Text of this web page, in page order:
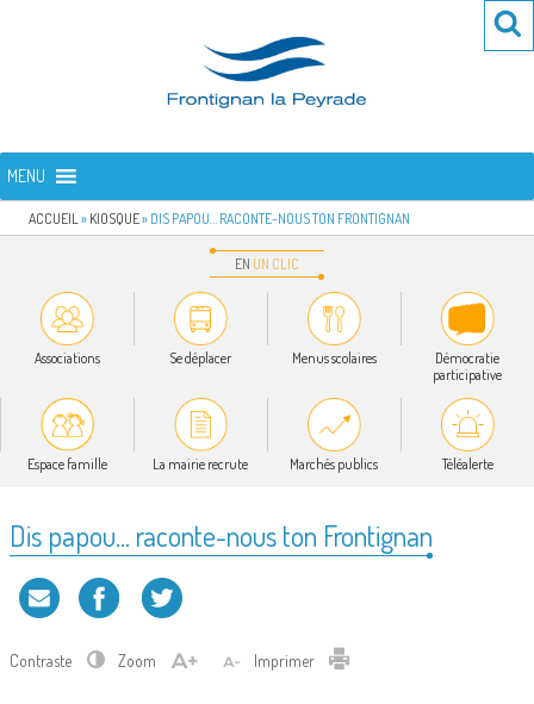
FRONTIGNAN LA PEYRADE
MENU
ACCUEIL » KIOSQUE» DIS PAPOU… RACONTE-NOUS TON FRONTIGNAN
EN UN CLIC
Associations Se déplacer Menus scolaires
Démocratie
participative
Espace famille La mairie recrute Marchés publics Téléalerte
Dis papou… raconte-nous ton Frontignan
Contraste Zoom Imprimer